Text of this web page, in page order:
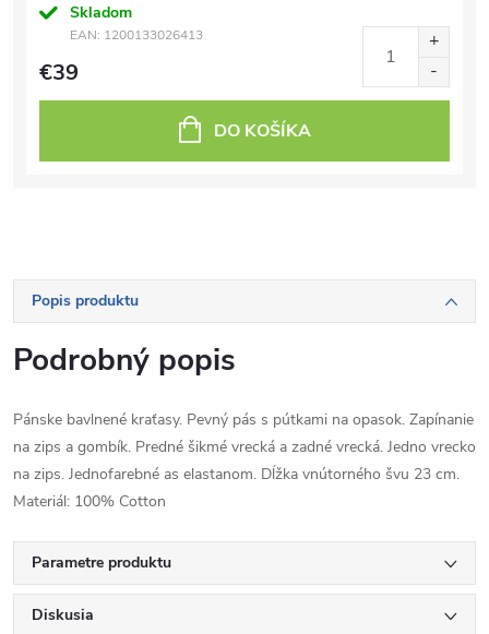
Skladom
EAN: 1200133026413
€39
DO KOŠÍKA
Popis produktu
Podrobný popis
Pánske bavlnené kraťasy. Pevný pás s pútkami na opasok. Zapínanie
na zips a gombík. Predné šikmé vrecká a zadné vrecká. Jedno vrecko
na zips. Jednofarebné as elastanom. Dĺžka vnútorného švu 23 cm.
Materiál: 100% Cotton
Parametre produktu
Diskusia